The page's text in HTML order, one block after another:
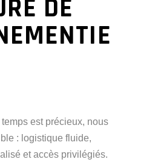
DE
est précieux, nous
: logistique fluide,
et accès privilégiés.